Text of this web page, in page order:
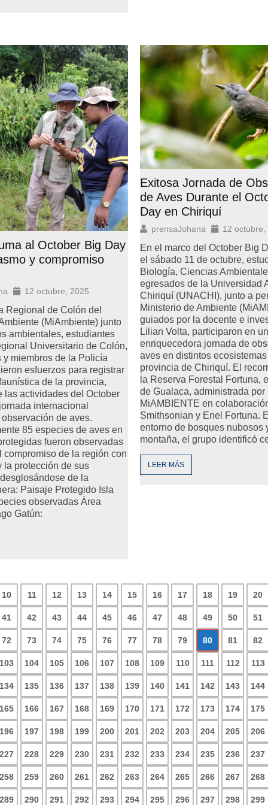
al October Big Day
y compromiso
12 octubre, 2025
Regional de Colón del
(MiAmbiente) junto
ambientales, estudiantes
Universitario de Colón,
y miembros de la Policía
esfuerzos para registrar
de la provincia,
las actividades del October
internacional
de aves.
85 especies de aves en
fueron observadas
compromiso de la región con
la protección de sus
de la
Paisaje Protegido Isla
observadas Área
Gatún:
Exitosa Jornada de
de Aves Durante el
Day en Chiriquí
prensaJohana 12 octubre,
En el marco del October Big
el sábado 11 de octubre,
Biología, Ciencias
egresados de la Universidad
Chiriquí (UNACHI), junto a
Ministerio de Ambiente
guiados por la docente e
Lilian Volta, participaron en
enriquecedora jornada de
aves en distintos
provincia de Chiriquí. El
la Reserva Forestal Fortuna,
de Gualaca, administrada por
MiAMBIENTE en
Smithsonian y Enel Fortuna.
entorno de bosques nubosos
montaña, el grupo identificó
LEER MÁS
10 11 12 13 14 15 16 17 18 19 20
41 42 43 44 45 46 47 48 49 50 51
72 73 74 75 76 77 78 79 80 81 82
103 104 105 106 107 108 109 110 111 112 113
134 135 136 137 138 139 140 141 142 143 144
165 166 167 168 169 170 171 172 173 174 175
196 197 198 199 200 201 202 203 204 205 206
227 228 229 230 231 232 233 234 235 236 237
258 259 260 261 262 263 264 265 266 267 268
289 290 291 292 293 294 295 296 297 298 299